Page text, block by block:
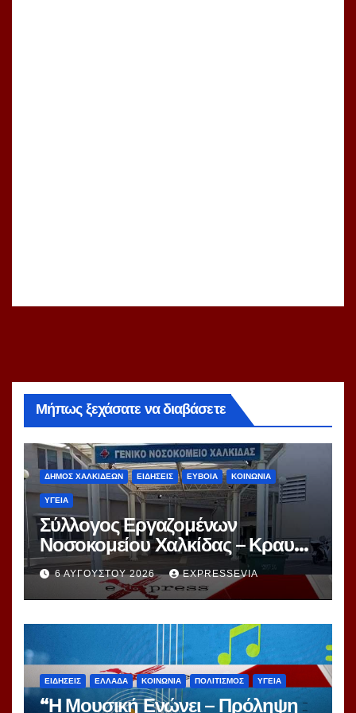
Μήπως ξεχάσατε να διαβάσετε
ΔΗΜΟΣ ΧΑΛΚΙΔΕΩΝ ΕΙΔΗΣΕΙΣ ΕΥΒΟΙΑ ΚΟΙΝΩΝΙΑ
ΥΓΕΙΑ
Σύλλογος Εργαζομένων
Νοσοκομείου Χαλκίδας – Κραυγή
Αγωνίας
6 ΑΥΓΟΎΣΤΟΥ 2026 EXPRESSEVIA
ΕΙΔΗΣΕΙΣ ΕΛΛΑΔΑ ΚΟΙΝΩΝΙΑ ΠΟΛΙΤΙΣΜΟΣ ΥΓΕΙΑ
“Η Μουσική Ενώνει – Πρόληψη